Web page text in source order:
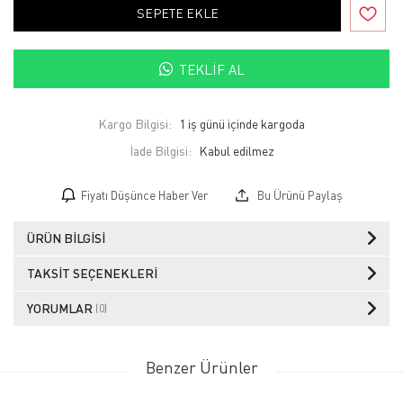
SEPETE EKLE
TEKLIF AL
Kargo Bilgisi:
1 iş günü içinde kargoda
İade Bilgisi:
Fiyatı Düşünce Haber Ver Bu Ürünü Paylaş
ÜRÜN BILGISI
TAKSIT SEÇENEKLERI
YORUMLAR (0)
Benzer Ürünler